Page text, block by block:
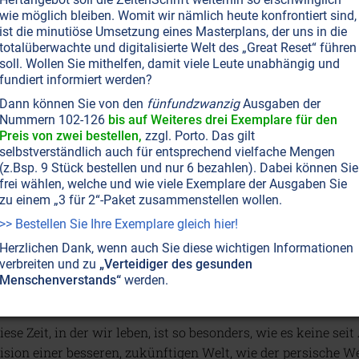
SEITE 25 NEUE WELTORDNUNG VERSCHWÖRUNGSTHEORIEN GEISTIGE HIERARCHIE
Die Herren des Schicksals haben
Egal, wie viel Macht die sogenannten Weltverschwörer in
gibt eine noch höhere Instanz auf Erden, die dafür sorgen
nur besser werden kann. Das ist allein schon durch
SEITE 30 NEUE WELTORDNUNG BRUDERSCHAFT
Zeit, in der wir leben, ist so besonders, wie es keine
einer besseren, zukünftigen Welt, wie der persische
wie möglich bleiben. Womit wir nämlich heute konfrontiert sind,
ist die minutiöse Umsetzung eines Masterplans, der uns in die
totalüberwachte und digitalisierte Welt des „Great Reset“ führen
soll. Wollen Sie mithelfen, damit viele Leute unabhängig und
fundiert informiert werden?
Dann können Sie von den fünfundzwanzigAusgaben der
Nummern 102-126 bis auf Weiteres drei Exemplare für den
Preis von zwei bestellen, zzgl. Porto. Das gilt
selbstverständlich auch für entsprechend vielfache Mengen
(z.Bsp. 9 Stück bestellen und nur 6 bezahlen). Dabei können Sie
frei wählen, welche und wie viele Exemplare der Ausgaben Sie
zu einem „3 für 2“-Paket zusammenstellen wollen.
>> Bestellen Sie Ihre Exemplare gleich hier!
Herzlichen Dank, wenn auch Sie diese wichtigen Informationen
verbreiten und zu „Verteidiger des gesunden
Menschenverstands“werden.